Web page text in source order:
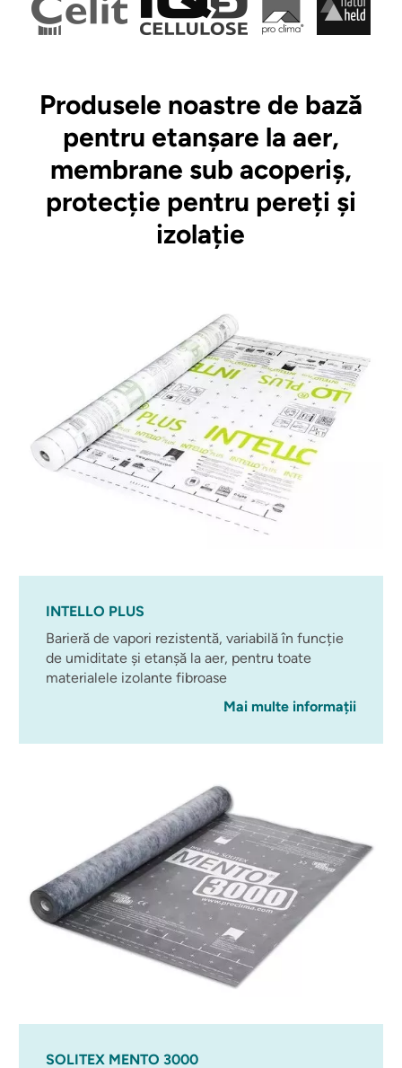
Produsele noastre de bază
pentru etanșare la aer,
membrane sub acoperiș,
protecție pentru pereți și
izolație
INTELLO PLUS
Barieră de vapori rezistentă, variabilă în funcție
de umiditate și etanșă la aer, pentru toate
materialele izolante fibroase
Mai multe informații
SOLITEX MENTO 3000